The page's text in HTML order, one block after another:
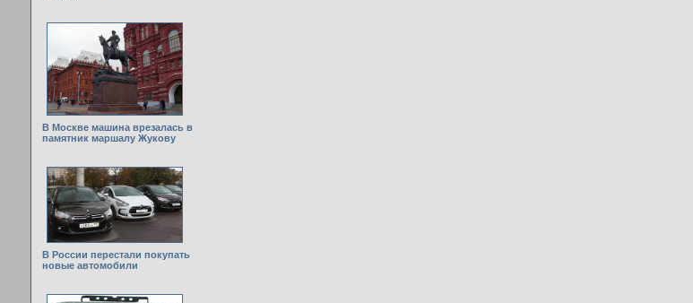
В Москве машина врезалась в
памятник маршалу Жукову
В России перестали покупать
новые автомобили